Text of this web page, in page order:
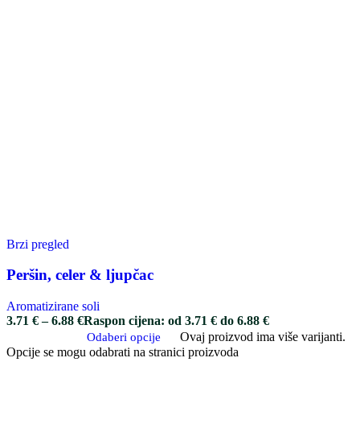
Brzi pregled
Peršin, celer & ljupčac
Aromatizirane soli
3.71 € – 6.88 €Raspon cijena: od 3.71 € do 6.88 €
Odaberi opcije
Ovaj proizvod ima više varijanti.
Opcije se mogu odabrati na stranici proizvoda